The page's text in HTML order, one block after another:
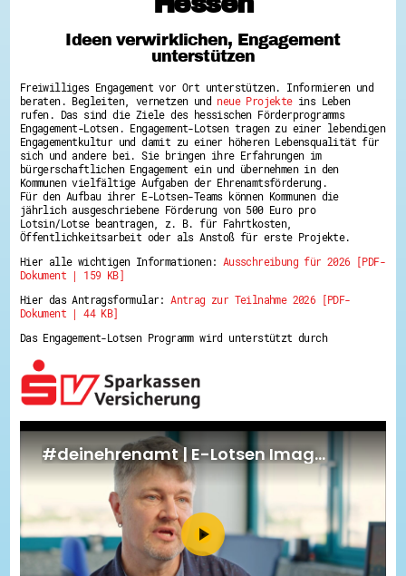
Hessen hilft Ukraine
Zeig uns dein Ehrenamt
Wettbewerb | Trikotwettbewerb
Wettbewerb | 80 Jahre Hessen - Engagement
mit Herz
8 Vereine x 80 Jahre x 1.000 €
Ausgezeichnete Projekte
Menschen des Respekts
SHARE IT: Teile deine Infos!
Gestalte dein Ehrenamt
Ehrenamts-Card Hessen
Engagement-Lotsen
Crowdfunding - Viele schaffen mehr
Ehrentag
Hessen engagiert - Digitale Themenabende
Kompetenznachweis Hessen
Service-Learning
Mach dich schlau
GEMA-Pakt
Di@-Lotsen in Hessen
Energiepreiskrise und Ehrenamt
Flüchtlingshilfe + Integration
Generationsübergreifend aktiv
Patenschaftsprojekte
Qualifizierung & Fortbildung
Stiftungen
Vereine, Spenden, Steuern - Gut zu Wissen
Versicherungsschutz
Wissenswertes rund um dein Ehrenamt
Zahlen, Daten, Fakten aus Hessen
Ideen verwirklichen, Engagement
unterstützen
Freiwilliges Engagement vor Ort unterstützen. Informieren und
beraten. Begleiten, vernetzen und neue Projekteins Leben
rufen. Das sind die Ziele des hessischen Förderprogramms
Engagement-Lotsen. Engagement-Lotsen tragen zu einer lebendigen
Engagementkultur und damit zu einer höheren Lebensqualität für
sich und andere bei. Sie bringen ihre Erfahrungen im
bürgerschaftlichen Engagement ein und übernehmen in den
Kommunen vielfältige Aufgaben der Ehrenamtsförderung.
Für den Aufbau ihrer E-Lotsen-Teams können Kommunen die
jährlich ausgeschriebene Förderung von 500 Euro pro
Lotsin/Lotse beantragen, z. B. für Fahrtkosten,
Öffentlichkeitsarbeit oder als Anstoß für erste Projekte.
Hier alle wichtigen Informationen: Ausschreibung für 2026 [PDF-
Dokument | 159 KB]
Hier das Antragsformular:Antrag zur Teilnahme 2026 [PDF-
Dokument | 44 KB]
Das Engagement-Lotsen Programm wird unterstützt durch